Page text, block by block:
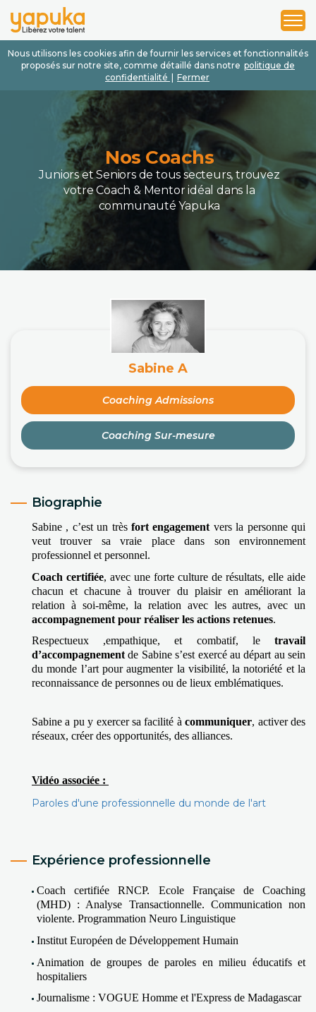
Nous utilisons les cookies afin de fournir les services et fonctionnalités
proposés sur notre site, comme détaillé dans notre politique de
confidentialité
Fermer
1
2
3
Nos Coachs
Juniors et Seniors de tous secteurs, trouvez
votre Coach & Mentor idéal dans la
communauté Yapuka
Sabine A
Coaching Admissions
Coaching Sur-mesure
Biographie
Sabine , c’est un très fort engagement vers la personne qui
veut trouver sa vraie place dans son environnement
professionnel et personnel.
Coach certifiée, avec une forte culture de résultats, elle aide
chacun et chacune à trouver du plaisir en améliorant la
accompagnement pour réaliser les actions retenues.
Respectueux ,empathique, et combatif, le travail
d’accompagnement de Sabine s’est exercé au départ au sein
du monde l’art pour augmenter la visibilité, la notoriété et la
reconnaissance de personnes ou de lieux emblématiques.
Sabine a pu y exercer sa facilité à communiquer, activer des
réseaux, créer des opportunités, des alliances.
Vidéo associée :
Paroles d'une professionnelle du monde de l'art
Expérience professionnelle
Coach certifiée RNCP. Ecole Française de Coaching
(MHD) : Analyse Transactionnelle. Communication non
violente. Programmation Neuro Linguistique
Institut Européen de Développement Humain
Animation de groupes de paroles en milieu éducatifs et
hospitaliers
Journalisme : VOGUE Homme et l'Express de Madagascar